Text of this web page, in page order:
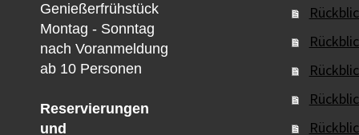
Genießerfrühstück
Montag - Sonntag
nach Voranmeldung
ab 10 Personen
Reservierungen
und